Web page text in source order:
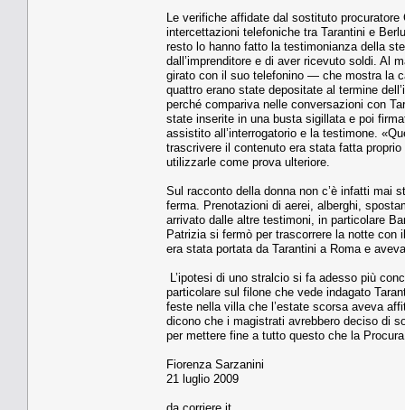
Le verifiche affidate dal sostitu­to
intercetta­zioni telefoniche tra Tarantini e
resto lo hanno fatto la testimonianza della
dall’imprenditore e di aver ricevuto soldi. Al
girato con il suo telefonino — che mostra la
quattro erano state de­positate al termine
perché compariva nelle con­versazioni con
state inserite in una busta sigillata e poi
assistito all’in­terrogatorio e la testimone.
trascrivere il contenuto era stata fatta
utilizzarle come prova ulteriore.
Sul racconto della donna non c’è infatti mai
ferma. Prenotazioni di aerei, alber­ghi,
arrivato dalle altre testimoni, in particolare
Patrizia si fermò per trascorrere la notte con
era stata portata da Taranti­ni a Roma e
L’ipotesi di uno stralcio si fa adesso più
particolare sul filone che vede in­dagato
feste nella villa che l’estate scorsa aveva
dicono che i magistrati avrebbero deciso di
per mettere fine a tutto questo che la
Fiorenza Sarzanini
21 luglio 2009